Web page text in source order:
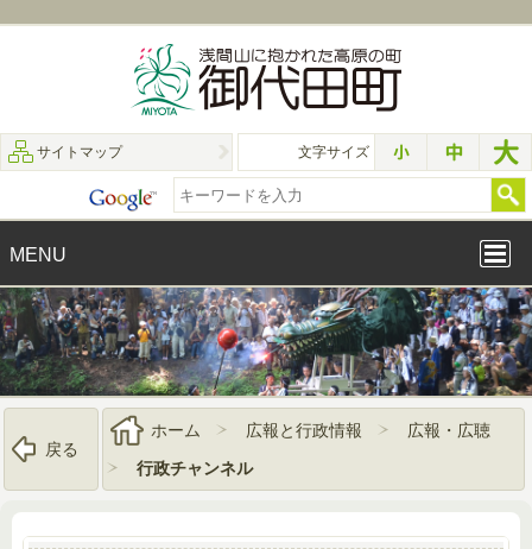
サイトマップ 文字サイズ
MENU
戻る
ホーム 広報と行政情報
広報・広聴
行政チャンネル